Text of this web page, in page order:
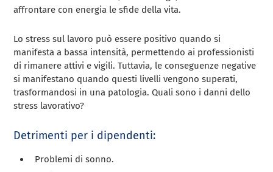
affrontare con energia le sfide della vita.
Lo stress sul lavoro può essere positivo quando si
manifesta a bassa intensità, permettendo ai professionisti
di rimanere attivi e vigili. Tuttavia, le conseguenze negative
si manifestano quando questi livelli vengono superati,
trasformandosi in una patologia. Quali sono i danni dello
stress lavorativo?
Detrimenti per i dipendenti:
Problemi di sonno.